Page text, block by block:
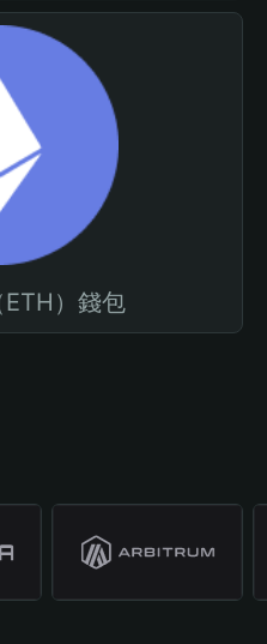
）錢包